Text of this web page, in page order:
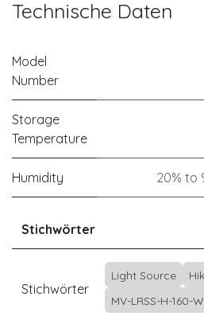
Technische Daten
Model
Number
Storage
Temperature
Humidity 20% to
Stichwörter
Stichwörter
Light Source
MV-LRSS-H-160-W